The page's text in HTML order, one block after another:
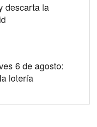
descarta la
6 de agosto:
lotería